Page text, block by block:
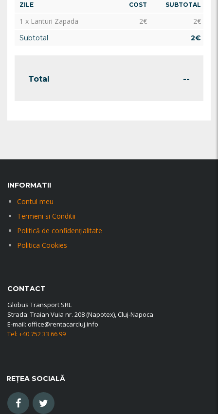
ZILE COST SUBTOTAL
1 x Lanturi Zapada 2€ 2€
Subtotal 2€
Total --
INFORMATII
Contul meu
Termeni si Conditii
Politică de confidențialitate
Politica Cookies
CONTACT
Globus Transport SRL
Strada: Traian Vuia nr. 208 (Napotex), Cluj-Napoca
E-mail: office@rentacarcluj.info
Tel: +40 752 33 66 99
REȚEA SOCIALĂ